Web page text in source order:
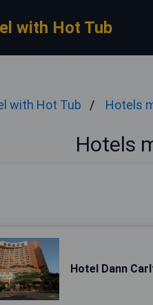
with Hot Tub
with Hot Tub Hotels
Hotels
Hotel Dann